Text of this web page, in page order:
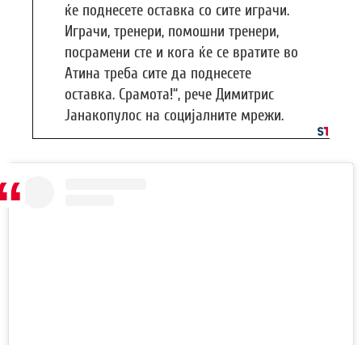
ќе поднесете оставка со сите играчи.
Играчи, тренери, помошни тренери,
посрамени сте и кога ќе се вратите во
Атина треба сите да поднесете
оставка. Срамота!“, рече Димитрис
Јанакопулос на социјалните мрежи.